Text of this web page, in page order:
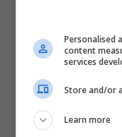
Personalised
content
services
Store and/or
Learn more